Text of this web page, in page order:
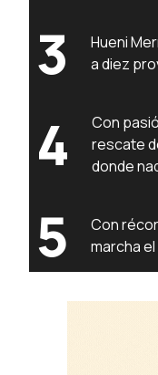
3
Hueni
a diez
4
Con
rescate
donde
5
Con
marcha el